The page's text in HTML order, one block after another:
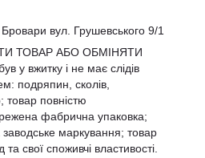
вул. Грушевського 9/1
ТОВАР АБО ОБМІНЯТИ
у вжитку і не має слідів
подряпин, сколів,
повністю
фабрична упаковка;
маркування; товар
свої споживчі властивості.